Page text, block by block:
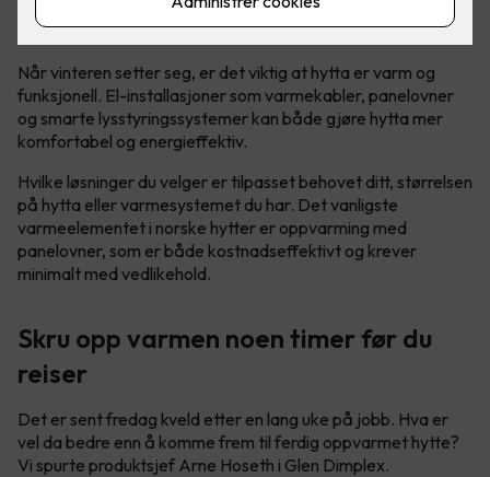
installasjon
Når vinteren setter seg, er det viktig at hytta er varm og
funksjonell. El-installasjoner som varmekabler, panelovner
og smarte lysstyringssystemer kan både gjøre hytta mer
komfortabel og energieffektiv.
Hvilke løsninger du velger er tilpasset behovet ditt, størrelsen
på hytta eller varmesystemet du har. Det vanligste
varmeelementet i norske hytter er oppvarming med
panelovner, som er både kostnadseffektivt og krever
minimalt med vedlikehold.
Skru opp varmen noen timer før du
reiser
Det er sent fredag kveld etter en lang uke på jobb. Hva er
vel da bedre enn å komme frem til ferdig oppvarmet hytte?
Vi spurte produktsjef Arne Hoseth i Glen Dimplex.